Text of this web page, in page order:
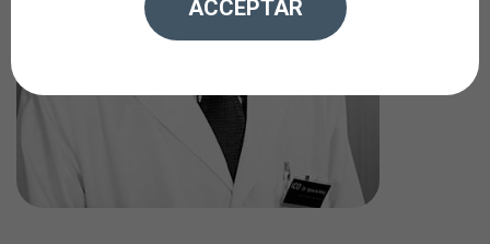
ACCEPTAR